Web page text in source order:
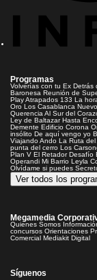
Programas
Volverías con tu Ex Detrás
Baronesa Reunión de
PlayAtrapados 133 La
Oro Los Casablanca
Querencia Al Sur del
Ley de Baltazar Hasta
Demente Edificio Corona
insólito De aquí vengo yo
Viajando Ando La Ruta del
punta del cerro Los
Plan V El Retador Desafío
Operandi Mi Barrio Leyla
Olvídame si puedes
Ver todos los
Megamedia
Quienes Somos
concursos Orientaciones
Comercial Mediakit Digital
Síguenos